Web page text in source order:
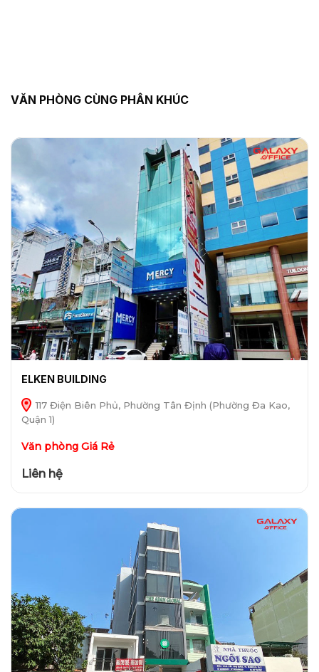
VĂN PHÒNG CÙNG PHÂN KHÚC
ELKEN BUILDING
117 Điện Biên Phủ, Phường Tân Định (Phường Đa Kao,
Quận 1)
Văn phòng Giá Rẻ
Liên hệ